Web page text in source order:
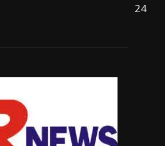
24